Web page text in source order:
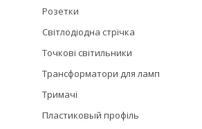
Розетки
Світлодіодна стрічка
Точкові світильники
Трансформатори для ламп
Тримачі
Пластиковый профіль